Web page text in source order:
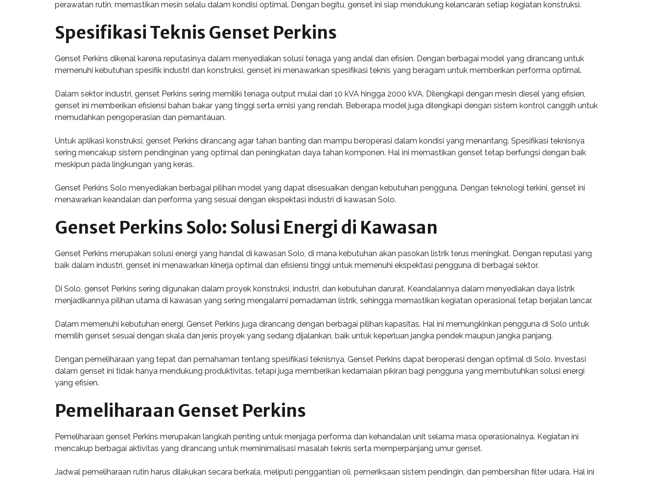
perawatan rutin, memastikan mesin selalu dalam kondisi optimal. Dengan begitu, genset ini siap mendukung kelancaran setiap kegiatan konstruksi.
Spesifikasi Teknis Genset Perkins
Genset Perkins dikenal karena reputasinya dalam menyediakan solusi tenaga yang andal dan efisien. Dengan berbagai model yang dirancang untuk
memenuhi kebutuhan spesifik industri dan konstruksi, genset ini menawarkan spesifikasi teknis yang beragam untuk memberikan performa optimal.
Dalam sektor industri, genset Perkins sering memiliki tenaga output mulai dari 10 kVA hingga 2000 kVA. Dilengkapi dengan mesin diesel yang efisien,
genset ini memberikan efisiensi bahan bakar yang tinggi serta emisi yang rendah. Beberapa model juga dilengkapi dengan sistem kontrol canggih untuk
memudahkan pengoperasian dan pemantauan.
Untuk aplikasi konstruksi, genset Perkins dirancang agar tahan banting dan mampu beroperasi dalam kondisi yang menantang. Spesifikasi teknisnya
sering mencakup sistem pendinginan yang optimal dan peningkatan daya tahan komponen. Hal ini memastikan genset tetap berfungsi dengan baik
meskipun pada lingkungan yang keras.
Genset Perkins Solo menyediakan berbagai pilihan model yang dapat disesuaikan dengan kebutuhan pengguna. Dengan teknologi terkini, genset ini
menawarkan keandalan dan performa yang sesuai dengan ekspektasi industri di kawasan Solo.
Genset Perkins Solo: Solusi Energi di Kawasan
Genset Perkins merupakan solusi energi yang handal di kawasan Solo, di mana kebutuhan akan pasokan listrik terus meningkat. Dengan reputasi yang
baik dalam industri, genset ini menawarkan kinerja optimal dan efisiensi tinggi untuk memenuhi ekspektasi pengguna di berbagai sektor.
Di Solo, genset Perkins sering digunakan dalam proyek konstruksi, industri, dan kebutuhan darurat. Keandalannya dalam menyediakan daya listrik
menjadikannya pilihan utama di kawasan yang sering mengalami pemadaman listrik, sehingga memastikan kegiatan operasional tetap berjalan lancar.
Dalam memenuhi kebutuhan energi, Genset Perkins juga dirancang dengan berbagai pilihan kapasitas. Hal ini memungkinkan pengguna di Solo untuk
memilih genset sesuai dengan skala dan jenis proyek yang sedang dijalankan, baik untuk keperluan jangka pendek maupun jangka panjang.
Dengan pemeliharaan yang tepat dan pemahaman tentang spesifikasi teknisnya, Genset Perkins dapat beroperasi dengan optimal di Solo. Investasi
dalam genset ini tidak hanya mendukung produktivitas, tetapi juga memberikan kedamaian pikiran bagi pengguna yang membutuhkan solusi energi
yang efisien.
Pemeliharaan Genset Perkins
Pemeliharaan genset Perkins merupakan langkah penting untuk menjaga performa dan kehandalan unit selama masa operasionalnya. Kegiatan ini
mencakup berbagai aktivitas yang dirancang untuk meminimalisasi masalah teknis serta memperpanjang umur genset.
Jadwal pemeliharaan rutin harus dilakukan secara berkala, meliputi penggantian oli, pemeriksaan sistem pendingin, dan pembersihan filter udara. Hal ini